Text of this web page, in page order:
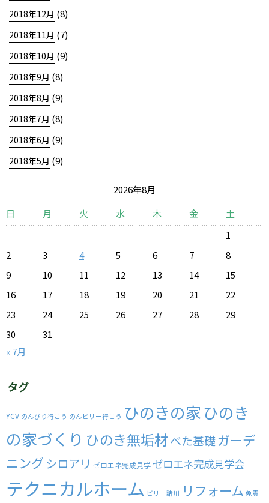
2018年12月 (8)
2018年11月 (7)
2018年10月 (9)
2018年9月 (8)
2018年8月 (9)
2018年7月 (8)
2018年6月 (9)
2018年5月 (9)
2026年8月
日
月 火 水 木 金
土
1
2
3 4 5 6 7
8
9
10 11 12 13 14
15
16
17 18 19 20 21
22
23
24 25 26 27 28
29
30
31
« 7月
タグ
YCV のんびり行こう のんビリー行こう ひのきの家ひのき
の家づくり ひのき無垢材べた基礎ガーデ
ニングシロアリ ゼロエネ完成見学ゼロエネ完成見学会
テクニカルホーム ビリー諸川 リフォーム 免震